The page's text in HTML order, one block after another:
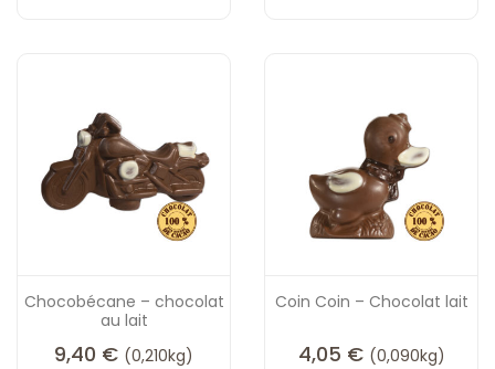
Chocobécane – chocolat
au lait
9,40 € (0,210kg)
Coin Coin – Chocolat lait
4,05 € (0,090kg)